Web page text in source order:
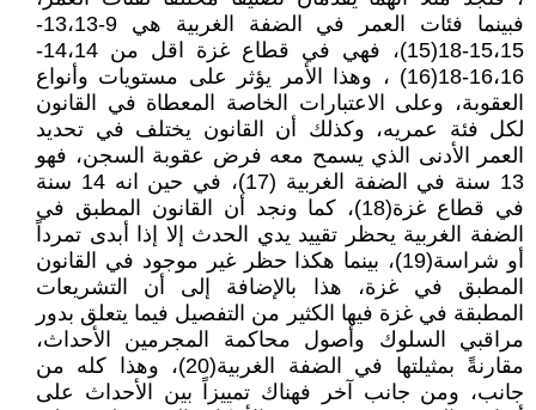
فبينما فئات العمر في الضفة الغربية هي 9-13،13-
15،15-18(15)، فهي في قطاع غزة اقل من 14،14-
16،16-18(16) ، وهذا الأمر يؤثر على مستويات وأنواع
العقوبة، وعلى الاعتبارات الخاصة المعطاة في القانون
لكل فئة عمريه، وكذلك أن القانون يختلف في تحديد
العمر الأدنى الذي يسمح معه فرض عقوبة السجن، فهو
13 سنة في الضفة الغربية (17)، في حين انه 14 سنة
في قطاع غزة(18)، كما ونجد أن القانون المطبق في
الضفة الغربية يحظر تقييد يدي الحدث إلا إذا أبدى تمرداً
أو شراسة(19)، بينما هكذا حظر غير موجود في القانون
المطبق في غزة، هذا بالإضافة إلى أن التشريعات
المطبقة في غزة فيها الكثير من التفصيل فيما يتعلق بدور
مراقبي السلوك وأصول محاكمة المجرمين الأحداث،
مقارنةً بمثيلتها في الضفة الغربية(20)، وهذا كله من
جانب، ومن جانب آخر فهناك تمييزاً بين الأحداث على